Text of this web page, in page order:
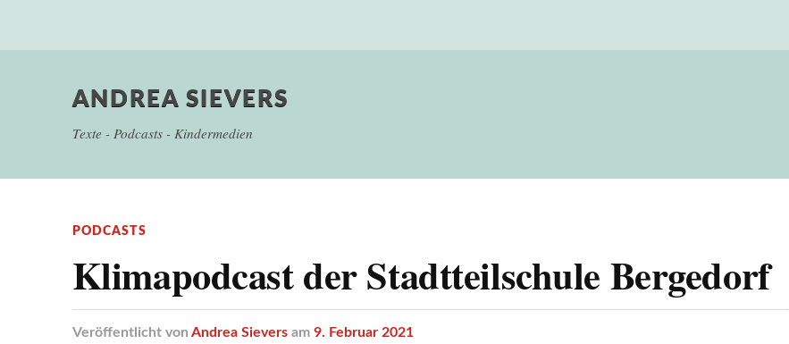
ANDREA SIEVERS
Texte - Podcasts - Kindermedien
PODCASTS
Klimapodcast der Stadtteilschule Bergedorf
Veröffentlicht von Andrea Sievers am 9. Februar 2021